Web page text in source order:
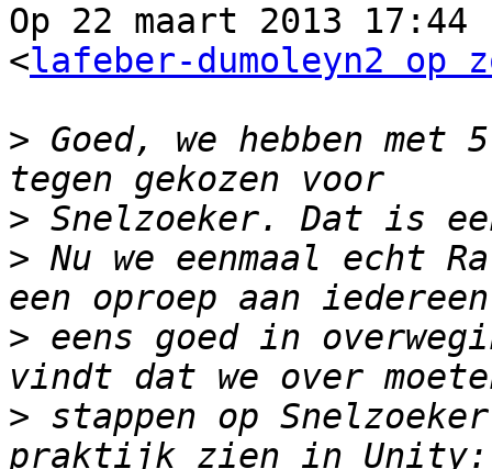
Op 22 maart 2013 17:44
<lafeber-dumoleyn2 op
> Goed, we hebben met
>
> Nu we eenmaal echt
> eens goed in
> stappen op